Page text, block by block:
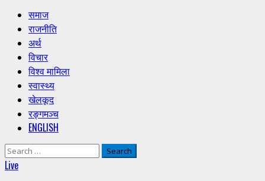
Primary
Menu
समाज
राजनीति
अर्थ
विचार
विश्व मामिला
स्वास्थ्य
खेलकूद
रङ्गमञ्च
ENGLISH
Search
for:
Live